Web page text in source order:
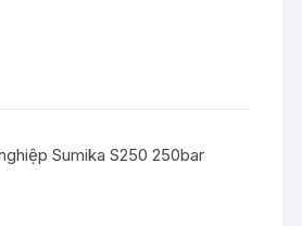
Sumika S250 250bar